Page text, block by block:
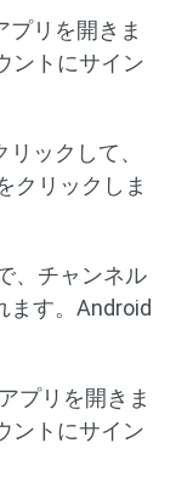
プリを開きま
ントにサイン
ックして、
クリックしま
、チャンネル
ます。Android
プリを開きま
ントにサイン